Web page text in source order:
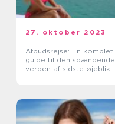
27. oktober 2023
Afbudsrejse: En komplet
guide til den spændende
verden af sidste øjebliks